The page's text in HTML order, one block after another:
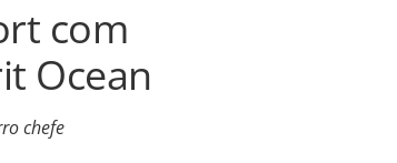
com
Ocean
chefe